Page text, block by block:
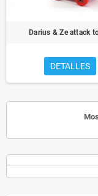
Darius & Ze attack
DETALLES